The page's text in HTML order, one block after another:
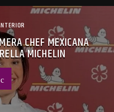
CHEF MEXICANA
MICHELIN